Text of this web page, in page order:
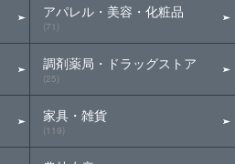
アパレル・美容・化粧品
(71)
調剤薬局・ドラッグストア
(25)
家具・雑貨
(119)